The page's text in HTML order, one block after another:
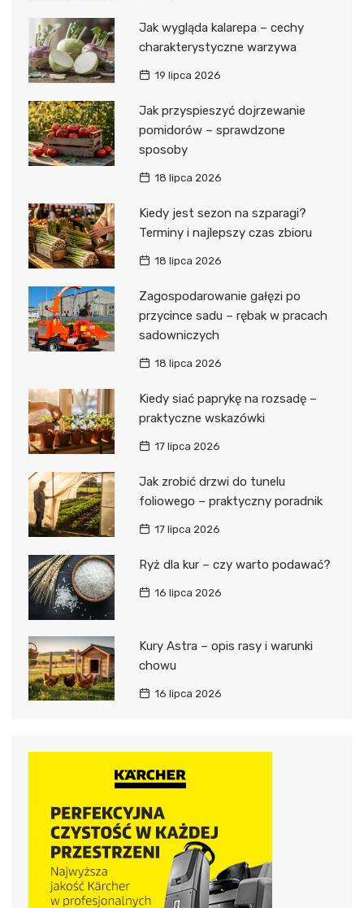
Jak wygląda kalarepa – cechy
charakterystyczne warzywa
19 lipca 2026
Jak przyspieszyć dojrzewanie
pomidorów – sprawdzone
sposoby
18 lipca 2026
Kiedy jest sezon na szparagi?
Terminy i najlepszy czas zbioru
18 lipca 2026
Zagospodarowanie gałęzi po
przycince sadu – rębak w pracach
sadowniczych
18 lipca 2026
Kiedy siać paprykę na rozsadę –
praktyczne wskazówki
17 lipca 2026
Jak zrobić drzwi do tunelu
foliowego – praktyczny poradnik
17 lipca 2026
Ryż dla kur – czy warto podawać?
16 lipca 2026
Kury Astra – opis rasy i warunki
chowu
16 lipca 2026